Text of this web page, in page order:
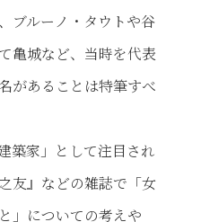
ブルーノ・タウトや谷
亀城など、当時を代表
があることは特筆すべ
築家」として注目され
友』などの雑誌で「女
」についての考えや